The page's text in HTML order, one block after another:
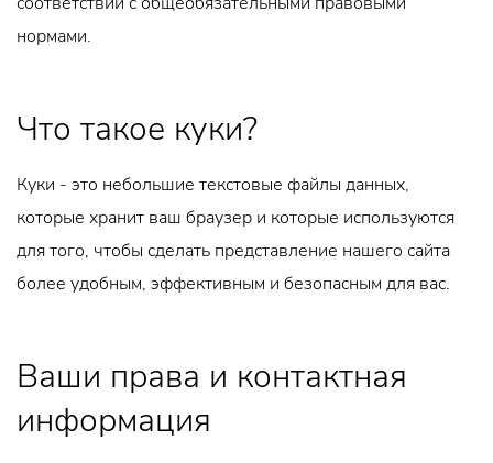
нормами.
Что такое куки?
Куки - это небольшие текстовые файлы данных,
которые хранит ваш браузер и которые используются
для того, чтобы сделать представление нашего сайта
более удобным, эффективным и безопасным для вас.
Ваши права и контактная
информация